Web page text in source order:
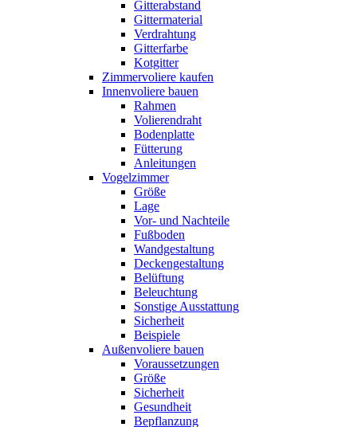
Gitterabstand
Gittermaterial
Verdrahtung
Gitterfarbe
Kotgitter
Zimmervoliere kaufen
Innenvoliere bauen
Rahmen
Volierendraht
Bodenplatte
Fütterung
Anleitungen
Vogelzimmer
Größe
Lage
Vor- und Nachteile
Fußboden
Wandgestaltung
Deckengestaltung
Belüftung
Beleuchtung
Sonstige Ausstattung
Sicherheit
Beispiele
Außenvoliere bauen
Voraussetzungen
Größe
Sicherheit
Gesundheit
Bepflanzung